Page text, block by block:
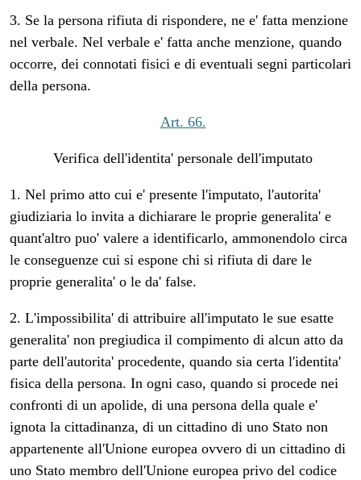
3. Se la persona rifiuta di rispondere, ne e' fatta menzione
nel verbale. Nel verbale e' fatta anche menzione, quando
occorre, dei connotati fisici e di eventuali segni particolari
della persona.
Art. 66.
Verifica dell'identita' personale dell'imputato
1. Nel primo atto cui e' presente l'imputato, l'autorita'
giudiziaria lo invita a dichiarare le proprie generalita' e
quant'altro puo' valere a identificarlo, ammonendolo circa
le conseguenze cui si espone chi si rifiuta di dare le
proprie generalita' o le da' false.
2. L'impossibilita' di attribuire all'imputato le sue esatte
generalita' non pregiudica il compimento di alcun atto da
parte dell'autorita' procedente, quando sia certa l'identita'
fisica della persona. In ogni caso, quando si procede nei
confronti di un apolide, di una persona della quale e'
ignota la cittadinanza, di un cittadino di uno Stato non
appartenente all'Unione europea ovvero di un cittadino di
uno Stato membro dell'Unione europea privo del codice